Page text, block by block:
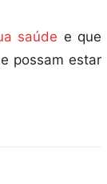
saúde e que
possam estar